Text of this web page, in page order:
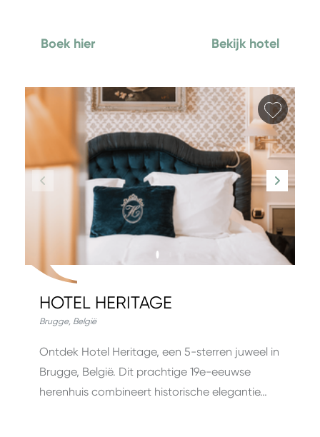
Boek hier Bekijk hotel
HOTEL HERITAGE
Brugge, België
Ontdek Hotel Heritage, een 5-sterren juweel in
Brugge, België. Dit prachtige 19e-eeuwse
herenhuis combineert historische elegantie…